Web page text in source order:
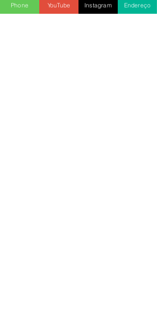
Phone YouTube Instagram Endereço